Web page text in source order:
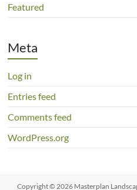
Featured
Meta
Log in
Entries feed
Comments feed
WordPress.org
Copyright © 2026 Masterplan